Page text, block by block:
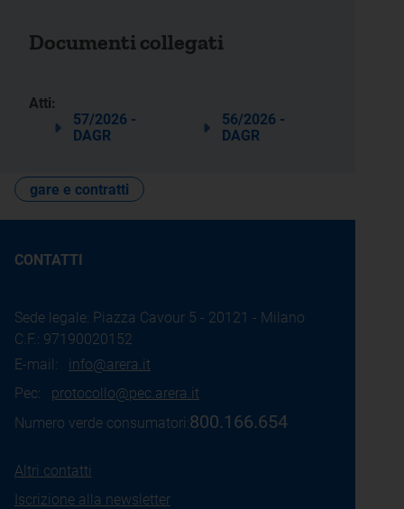
Documenti collegati
Atti:
57/2026 -
DAGR
56/2026 -
DAGR
gare e contratti
CONTATTI
Sede legale: Piazza Cavour 5 - 20121 - Milano
C.F.: 97190020152
E-mail: info@arera.it
Pec: protocollo@pec.arera.it
Numero verde consumatori:800.166.654
Altri contatti
Iscrizione alla newsletter